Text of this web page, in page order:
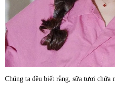
Chúng ta đều biết rằng, sữa tươi chứa